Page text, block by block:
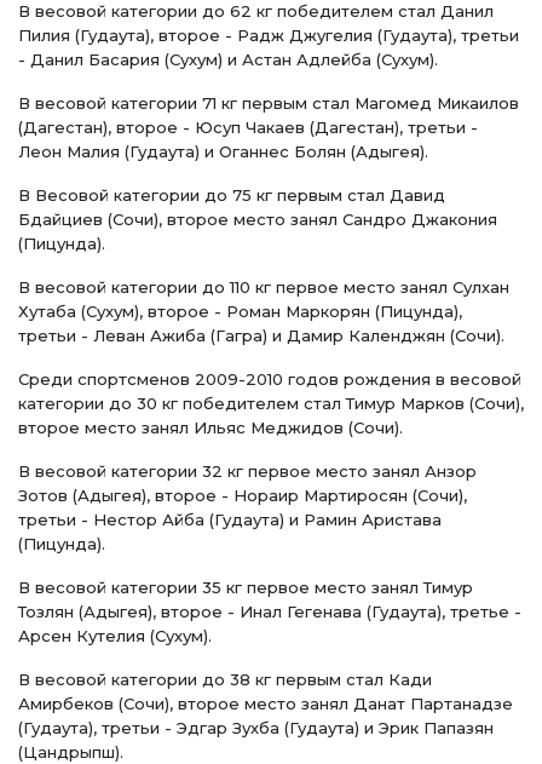
В весовой категории до 62 кг победителем стал Данил
Пилия (Гудаута), второе - Радж Джугелия (Гудаута), третьи
- Данил Басария (Сухум) и Астан Адлейба (Сухум).
В весовой категории 71 кг первым стал Магомед Микаилов
(Дагестан), второе - Юсуп Чакаев (Дагестан), третьи -
Леон Малия (Гудаута) и Оганнес Болян (Адыгея).
В Весовой категории до 75 кг первым стал Давид
Бдайциев (Сочи), второе место занял Сандро Джакония
(Пицунда).
В весовой категории до 110 кг первое место занял Сулхан
Хутаба (Сухум), второе - Роман Маркорян (Пицунда),
третьи - Леван Ажиба (Гагра) и Дамир Календжян (Сочи).
Среди спортсменов 2009-2010 годов рождения в весовой
категории до 30 кг победителем стал Тимур Марков (Сочи),
второе место занял Ильяс Меджидов (Сочи).
В весовой категории 32 кг первое место занял Анзор
Зотов (Адыгея), второе - Нораир Мартиросян (Сочи),
третьи - Нестор Айба (Гудаута) и Рамин Аристава
(Пицунда).
В весовой категории 35 кг первое место занял Тимур
Тозлян (Адыгея), второе - Инал Гегенава (Гудаута), третье -
Арсен Кутелия (Сухум).
В весовой категории до 38 кг первым стал Кади
Амирбеков (Сочи), второе место занял Данат Партанадзе
(Гудаута), третьи - Эдгар Зухба (Гудаута) и Эрик Папазян
(Цандрыпш).